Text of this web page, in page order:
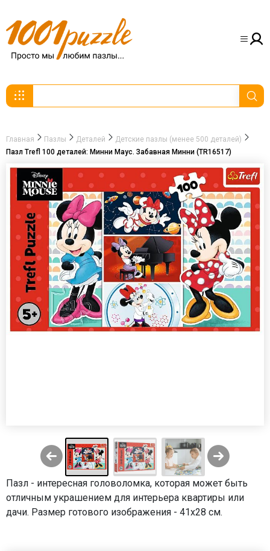
Главная Пазлы Деталей
Детские пазлы (менее 500 деталей)
Пазл Trefl 100 деталей: Минни Маус. Забавная Минни (TR16517)
Пазл - интересная головоломка, которая может быть
отличным украшением для интерьера квартиры или
дачи. Размер готового изображения - 41х28 см.